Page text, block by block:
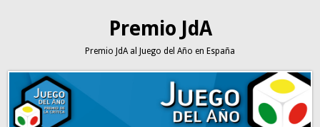
Premio JdA
Premio JdA al Juego del Año en España